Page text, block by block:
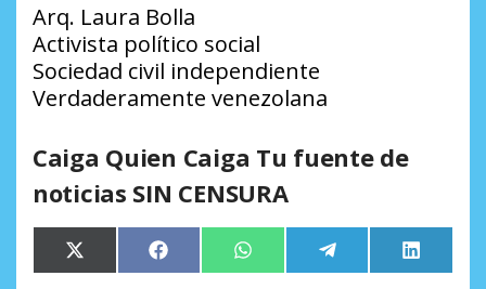
Arq. Laura Bolla
Activista político social
Sociedad civil independiente
Verdaderamente venezolana
Caiga Quien Caiga Tu fuente de
noticias SIN CENSURA
Compartir
en
X
(Twitter)
Compartir
en
Facebook Compartir
en
WhatsApp Compartir
en
Telegram
en
LinkedIn